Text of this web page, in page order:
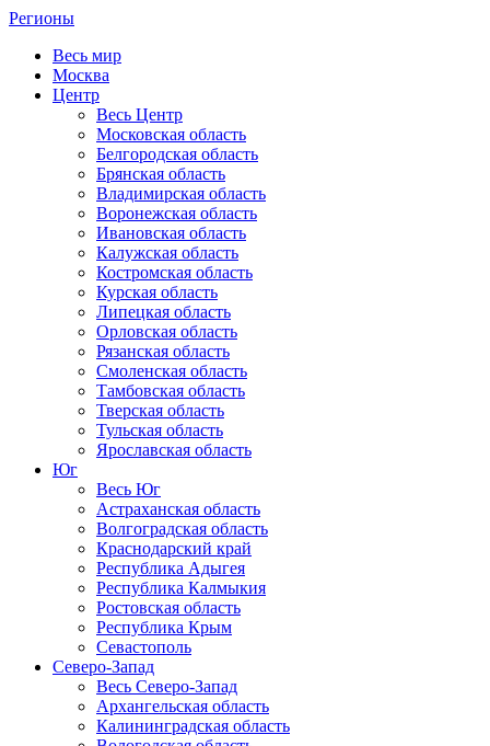
Регионы
Весь мир
Москва
Центр
Весь Центр
Московская область
Белгородская область
Брянская область
Владимирская область
Воронежская область
Ивановская область
Калужская область
Костромская область
Курская область
Липецкая область
Орловская область
Рязанская область
Смоленская область
Тамбовская область
Тверская область
Тульская область
Ярославская область
Юг
Весь Юг
Астраханская область
Волгоградская область
Краснодарский край
Республика Адыгея
Республика Калмыкия
Ростовская область
Республика Крым
Севастополь
Северо-Запад
Весь Северо-Запад
Архангельская область
Калининградская область